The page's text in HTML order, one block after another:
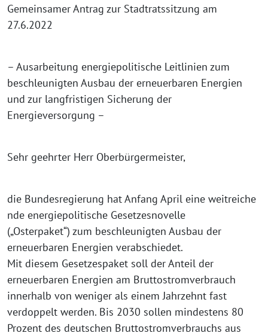
Gemeinsamer Antrag zur Stadtratssitzung am
27.6.2022
– Ausarbeitung energiepolitische Leitlinien zum
beschleunigten Ausbau der erneuerbaren Energien
und zur langfristigen Sicherung der
Energieversorgung –
Sehr geehrter Herr Oberbürgermeister,
die Bundesregierung hat Anfang April eine weitreiche
nde energiepolitische Gesetzesnovelle
(„Osterpaket“) zum beschleunigten Ausbau der
erneuerbaren Energien verabschiedet.
Mit diesem Gesetzespaket soll der Anteil der
erneuerbaren Energien am Bruttostromverbrauch
innerhalb von weniger als einem Jahrzehnt fast
verdoppelt werden. Bis 2030 sollen mindestens 80
Prozent des deutschen Bruttostromverbrauchs aus